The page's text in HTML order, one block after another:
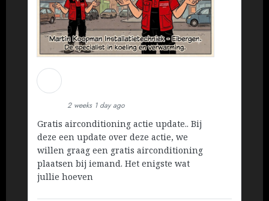
2 weeks 1 day ago
Gratis airconditioning actie update.. Bij
deze een update over deze actie, we
willen graag een gratis airconditioning
plaatsen bij iemand. Het enigste wat
jullie hoeven